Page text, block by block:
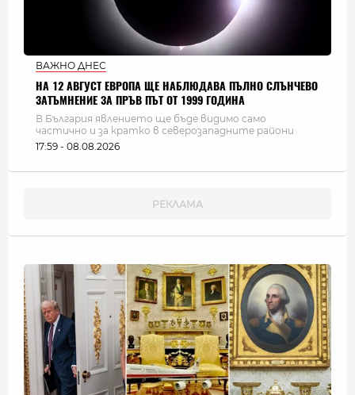
ВАЖНО ДНЕС
НА 12 АВГУСТ ЕВРОПА ЩЕ НАБЛЮДАВА ПЪЛНО СЛЪНЧЕВО
ЗАТЪМНЕНИЕ ЗА ПРЪВ ПЪТ ОТ 1999 ГОДИНА
В България явлението ще бъде видимо само
частично и за кратко в северозападните райони
17:59 - 08.08.2026